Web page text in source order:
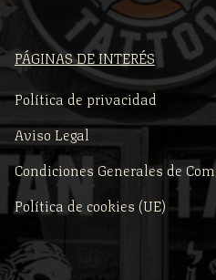
PÁGINAS DE INTERÉS
Política de privacidad
Aviso Legal
Condiciones Generales de
Política de cookies (UE)